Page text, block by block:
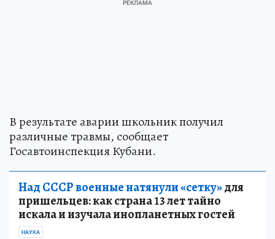
В результате аварии школьник получил
различные травмы, сообщает
Госавтоинспекция Кубани.
Над СССР военные натянули «сетку»для
пришельцев: как страна 13 лет тайно
искала и изучала инопланетных гостей
НАУКА